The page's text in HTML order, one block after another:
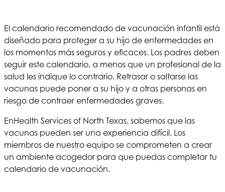
El calendario recomendado de vacunación infantil está
diseñado para proteger a su hijo de enfermedades en
los momentos más seguros y eficaces. Los padres deben
seguir este calendario, a menos que un profesional de la
salud les indique lo contrario. Retrasar o saltarse las
vacunas puede poner a su hijo y a otras personas en
riesgo de contraer enfermedades graves.
EnHealth Services of North Texas, sabemos que las
vacunas pueden ser una experiencia difícil. Los
miembros de nuestro equipo se comprometen a crear
un ambiente acogedor para que puedas completar tu
calendario de vacunación.